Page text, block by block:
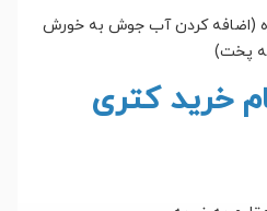
(اضافه کردن آب جوش به خورش
پخت)
خرید کتری